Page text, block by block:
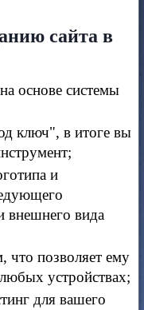
сайта в
основе системы
ключ", в итоге вы
и
внешнего вида
что позволяет ему
устройствах;
для вашего